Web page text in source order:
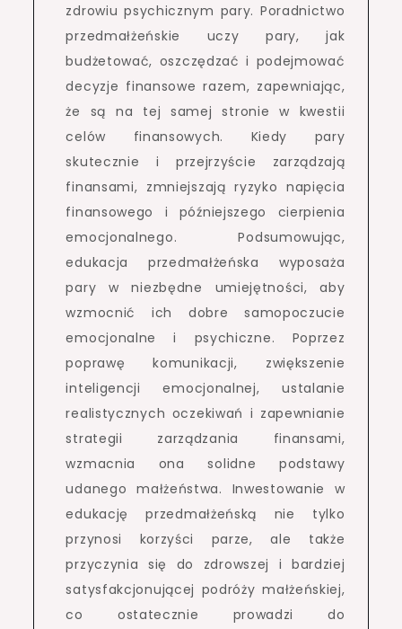
zdrowiu psychicznym pary. Poradnictwo
przedmałżeńskie uczy pary, jak
budżetować, oszczędzać i podejmować
decyzje finansowe razem, zapewniając,
że są na tej samej stronie w kwestii
celów finansowych. Kiedy pary
skutecznie i przejrzyście zarządzają
finansami, zmniejszają ryzyko napięcia
finansowego i późniejszego cierpienia
emocjonalnego. Podsumowując,
edukacja przedmałżeńska wyposaża
pary w niezbędne umiejętności, aby
wzmocnić ich dobre samopoczucie
emocjonalne i psychiczne. Poprzez
poprawę komunikacji, zwiększenie
inteligencji emocjonalnej, ustalanie
realistycznych oczekiwań i zapewnianie
strategii zarządzania finansami,
wzmacnia ona solidne podstawy
udanego małżeństwa. Inwestowanie w
edukację przedmałżeńską nie tylko
przynosi korzyści parze, ale także
przyczynia się do zdrowszej i bardziej
satysfakcjonującej podróży małżeńskiej,
co ostatecznie prowadzi do